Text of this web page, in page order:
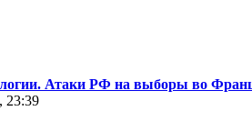
Атаки РФ на выборы во
23:39